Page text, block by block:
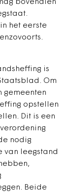
bovendien
het eerste
is
Om
gemeenten
opstellen
Dit is een
nodig
van leegstand
Beide